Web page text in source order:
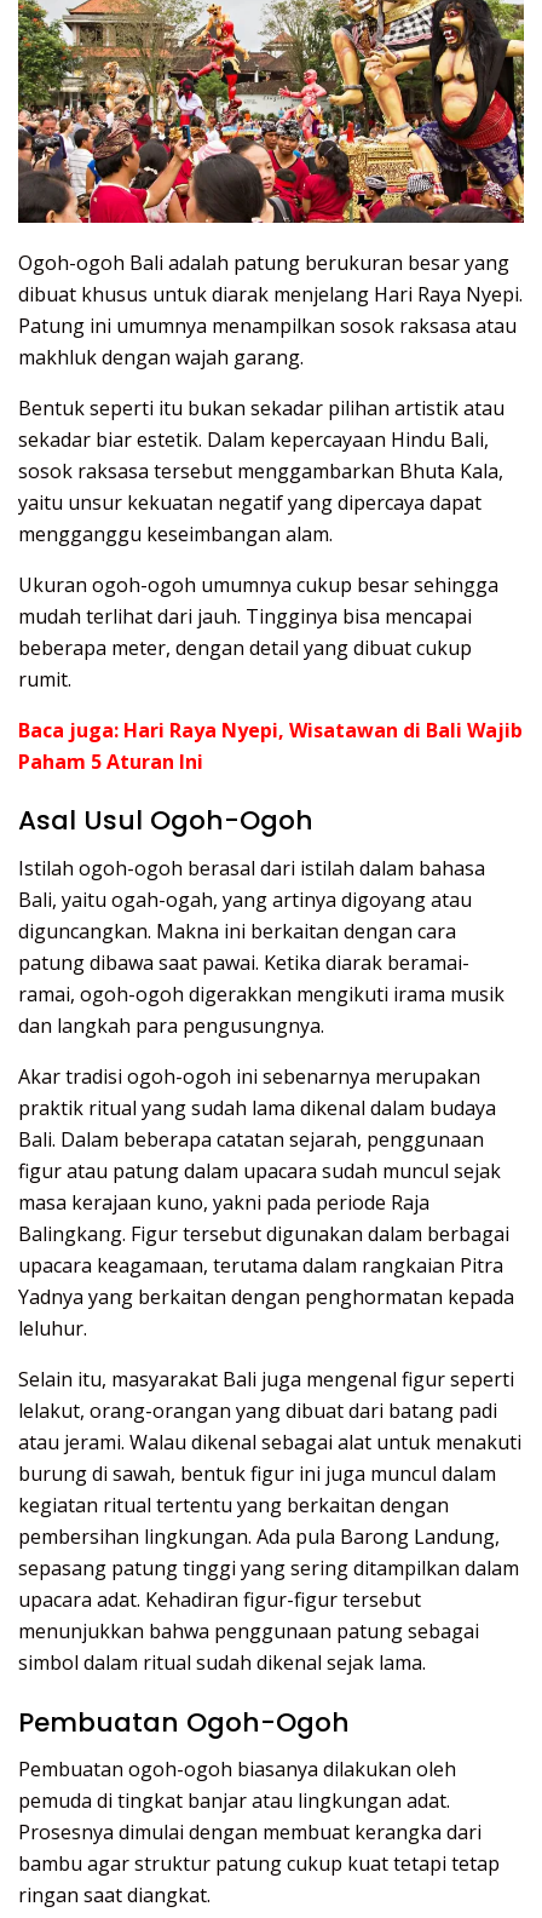
Ogoh-ogoh Bali adalah patung berukuran besar yang
dibuat khusus untuk diarak menjelang Hari Raya Nyepi.
Patung ini umumnya menampilkan sosok raksasa atau
makhluk dengan wajah garang.
Bentuk seperti itu bukan sekadar pilihan artistik atau
sekadar biar estetik. Dalam kepercayaan Hindu Bali,
sosok raksasa tersebut menggambarkan Bhuta Kala,
yaitu unsur kekuatan negatif yang dipercaya dapat
mengganggu keseimbangan alam.
Ukuran ogoh-ogoh umumnya cukup besar sehingga
mudah terlihat dari jauh. Tingginya bisa mencapai
beberapa meter, dengan detail yang dibuat cukup
rumit.
Baca juga: Hari Raya Nyepi, Wisatawan di Bali Wajib
Paham 5 Aturan Ini
Asal Usul Ogoh-Ogoh
Istilah ogoh-ogoh berasal dari istilah dalam bahasa
Bali, yaitu ogah-ogah, yang artinya digoyang atau
diguncangkan. Makna ini berkaitan dengan cara
patung dibawa saat pawai. Ketika diarak beramai-
ramai, ogoh-ogoh digerakkan mengikuti irama musik
dan langkah para pengusungnya.
Akar tradisi ogoh-ogoh ini sebenarnya merupakan
praktik ritual yang sudah lama dikenal dalam budaya
Bali. Dalam beberapa catatan sejarah, penggunaan
figur atau patung dalam upacara sudah muncul sejak
masa kerajaan kuno, yakni pada periode Raja
Balingkang. Figur tersebut digunakan dalam berbagai
upacara keagamaan, terutama dalam rangkaian Pitra
Yadnya yang berkaitan dengan penghormatan kepada
leluhur.
Selain itu, masyarakat Bali juga mengenal figur seperti
lelakut, orang-orangan yang dibuat dari batang padi
atau jerami. Walau dikenal sebagai alat untuk menakuti
burung di sawah, bentuk figur ini juga muncul dalam
kegiatan ritual tertentu yang berkaitan dengan
pembersihan lingkungan. Ada pula Barong Landung,
sepasang patung tinggi yang sering ditampilkan dalam
upacara adat. Kehadiran figur-figur tersebut
menunjukkan bahwa penggunaan patung sebagai
simbol dalam ritual sudah dikenal sejak lama.
Pembuatan Ogoh-Ogoh
Pembuatan ogoh-ogoh biasanya dilakukan oleh
pemuda di tingkat banjar atau lingkungan adat.
Prosesnya dimulai dengan membuat kerangka dari
bambu agar struktur patung cukup kuat tetapi tetap
ringan saat diangkat.